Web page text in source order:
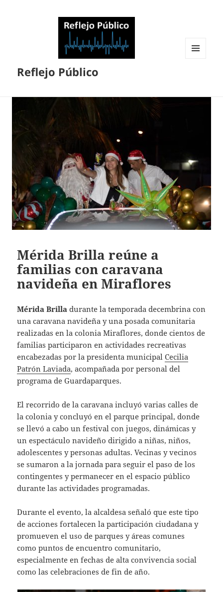
Reflejo Público
Mérida Brilla reúne a
familias con caravana
navideña en Miraflores
Mérida Brilla durante la temporada decembrina con
una caravana navideña y una posada comunitaria
realizadas en la colonia Miraflores, donde cientos de
familias participaron en actividades recreativas
encabezadas por la presidenta municipalCecilia
Patrón Laviada, acompañada por personal del
programa de Guardaparques.
El recorrido de la caravana incluyó varias calles de
la colonia y concluyó en el parque principal, donde
se llevó a cabo un festival con juegos, dinámicas y
un espectáculo navideño dirigido a niñas, niños,
adolescentes y personas adultas. Vecinas y vecinos
se sumaron a la jornada para seguir el paso de los
contingentes y permanecer en el espacio público
durante las actividades programadas.
Durante el evento, la alcaldesa señaló que este tipo
de acciones fortalecen la participación ciudadana y
promueven el uso de parques y áreas comunes
como puntos de encuentro comunitario,
especialmente en fechas de alta convivencia social
como las celebraciones de fin de año.